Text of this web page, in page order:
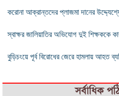
করোনা আক্রান্তদের প্লাজমা দানের
স্বাক্ষর জালিয়াতির অভিযোগ দুই শিক্ষককে
বুড়িচংয়ে পূর্ব বিরোধের জেরে হামলায় আহত
সর্বাধিক